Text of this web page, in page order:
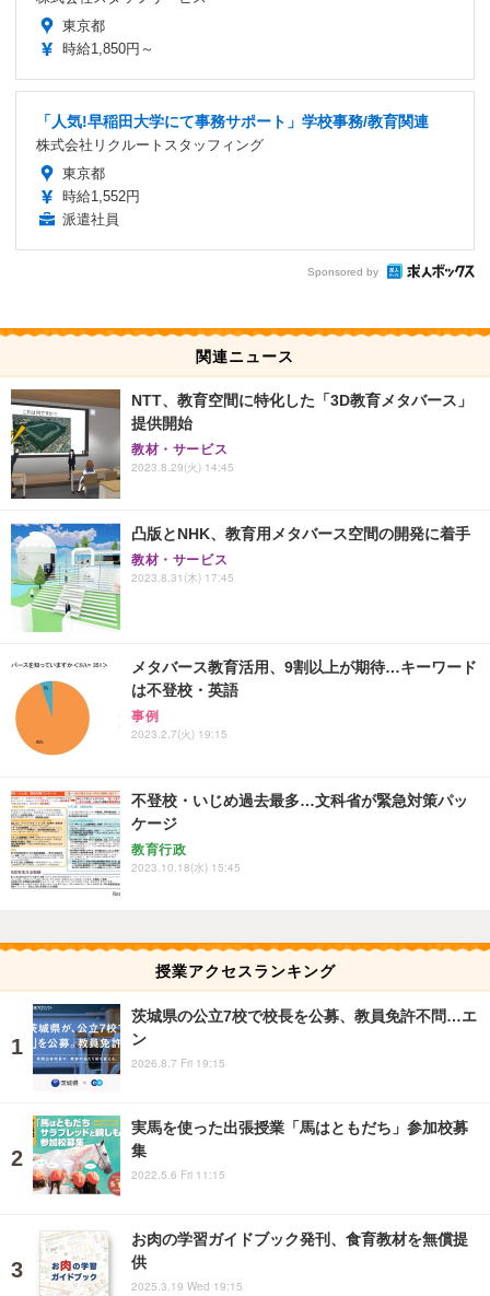
東京都
時給1,850円～
「人気!早稲田大学にて事務サポート」学校事務/教育関連
株式会社リクルートスタッフィング
東京都
時給1,552円
派遣社員
Sponsored by
関連ニュース
NTT、教育空間に特化した「3D教育メタバース」
提供開始
教材・サービス
2023.8.29(火) 14:45
凸版とNHK、教育用メタバース空間の開発に着手
教材・サービス
2023.8.31(木) 17:45
メタバース教育活用、9割以上が期待…キーワード
は不登校・英語
事例
2023.2.7(火) 19:15
不登校・いじめ過去最多…文科省が緊急対策パッ
ケージ
教育行政
2023.10.18(水) 15:45
授業アクセスランキング
茨城県の公立7校で校長を公募、教員免許不問…エ
ン
2026.8.7 Fri 19:15
実馬を使った出張授業「馬はともだち」参加校募
集
2022.5.6 Fri 11:15
お肉の学習ガイドブック発刊、食育教材を無償提
供
2025.3.19 Wed 19:15